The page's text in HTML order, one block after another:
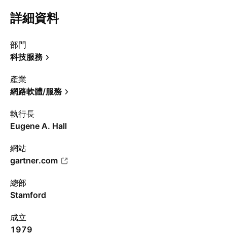
詳細資料
部門
科技服務
產業
網路軟體/服務
執行長
Eugene A. Hall
網站
gartner.com
總部
Stamford
成立
1979